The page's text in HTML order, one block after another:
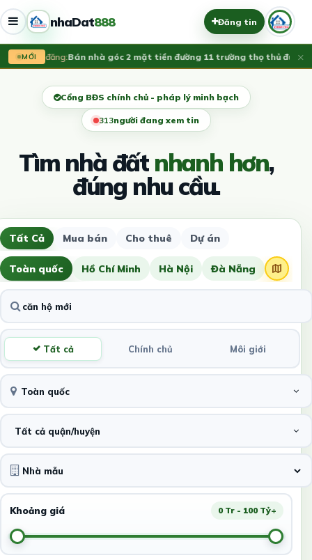
nhaDat888 Đăng tin
MỚI
Vừa đăng:Bán nhà góc 2 mặt tiền đường 11 trường thọ thủ đức, LH
×
Cổng BĐS chính chủ - pháp lý minh bạch
313người đang xem tin
Tìm nhà đấtnhanh hơn,
đúng nhu cầu.
Tất Cả Mua bán Cho thuê Dự án
Toàn quốc Hồ Chí Minh Hà Nội Đà Nẵng
Tất cả Chính chủ Môi giới
Toàn quốc
Tất cả quận/huyện
Khoảng giá 0 Tr - 100 Tỷ+